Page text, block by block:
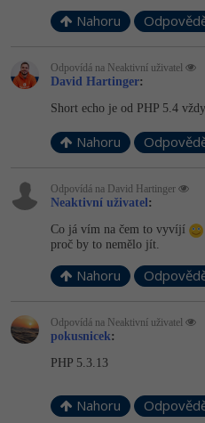
Nahoru
Odpovídá na Neaktivní uživatel
David Hartinger:
Short echo je od PHP 5.4
Nahoru
Odpovídá na David Hartinger
Neaktivní uživatel:
Co já vím na čem to vyvíjí
proč by to nemělo jít.
Nahoru
Odpovídá na Neaktivní uživatel
pokusnicek:
PHP 5.3.13
Nahoru